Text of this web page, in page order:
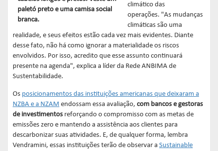
climático das
operações. "As mudanças
climáticas são uma
realidade, e seus efeitos estão cada vez mais evidentes. Diante
desse fato, não há como ignorar a materialidade os riscos
envolvidos. Por isso, acredito que esse assunto continuará
presente na agenda", explica a líder da Rede ANBIMA de
Sustentabilidade.
Os posicionamentos das instituições americanas que deixaram a
NZBA e a NZAM endossam essa avaliação, com bancos e gestoras
de investimentos reforçando o compromisso com as metas de
emissões zero e mantendo a assistência aos clientes para
descarbonizar suas atividades. E, de qualquer forma, lembra
Vendramini, essas instituições terão de observar a Sustainable